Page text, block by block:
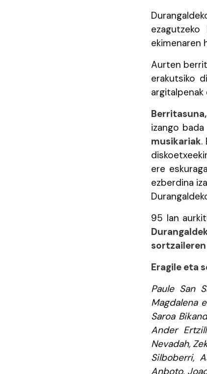
ekimenaren
Aurten
erakutsiko
argitalpenak
izango bada
musikariak.
ere
ezberdina
95 lan
sortzaileren
Eragile eta
Paule San
Magdalena
Saroa
Ander
Nevadah,
Silboberri,
Anboto,